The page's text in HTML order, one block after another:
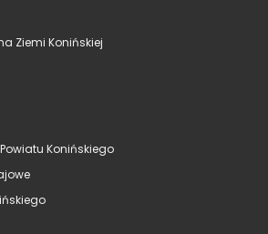
Ziemi Konińskiej
Konińskiego